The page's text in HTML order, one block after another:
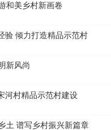
和美乡村新画卷
验 倾力打造精品示范村
新风尚
河村精品示范村建设
土 谱写乡村振兴新篇章